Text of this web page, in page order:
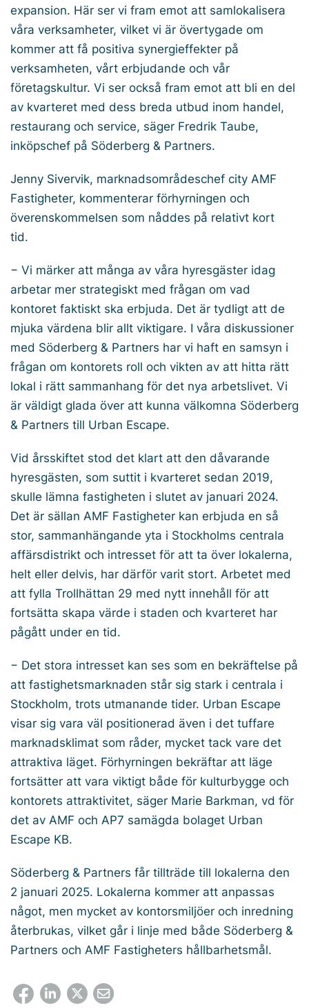
expansion. Här ser vi fram emot att samlokalisera
våra verksamheter, vilket vi är övertygade om
kommer att få positiva synergieffekter på
verksamheten, vårt erbjudande och vår
företagskultur. Vi ser också fram emot att bli en del
av kvarteret med dess breda utbud inom handel,
restaurang och service, säger Fredrik Taube,
inköpschef på Söderberg & Partners.
Jenny Sivervik, marknadsområdeschef city AMF
Fastigheter, kommenterar förhyrningen och
överenskommelsen som nåddes på relativt kort
tid.
− Vi märker att många av våra hyresgäster idag
arbetar mer strategiskt med frågan om vad
kontoret faktiskt ska erbjuda. Det är tydligt att de
mjuka värdena blir allt viktigare. I våra diskussioner
med Söderberg & Partners har vi haft en samsyn i
frågan om kontorets roll och vikten av att hitta rätt
lokal i rätt sammanhang för det nya arbetslivet. Vi
är väldigt glada över att kunna välkomna Söderberg
& Partners till Urban Escape.
Vid årsskiftet stod det klart att den dåvarande
hyresgästen, som suttit i kvarteret sedan 2019,
skulle lämna fastigheten i slutet av januari 2024.
Det är sällan AMF Fastigheter kan erbjuda en så
stor, sammanhängande yta i Stockholms centrala
affärsdistrikt och intresset för att ta över lokalerna,
helt eller delvis, har därför varit stort. Arbetet med
att fylla Trollhättan 29 med nytt innehåll för att
fortsätta skapa värde i staden och kvarteret har
pågått under en tid.
− Det stora intresset kan ses som en bekräftelse på
att fastighetsmarknaden står sig stark i centrala i
Stockholm, trots utmanande tider. Urban Escape
visar sig vara väl positionerad även i det tuffare
marknadsklimat som råder, mycket tack vare det
attraktiva läget. Förhyrningen bekräftar att läge
fortsätter att vara viktigt både för kulturbygge och
kontorets attraktivitet, säger Marie Barkman, vd för
det av AMF och AP7 samägda bolaget Urban
Escape KB.
Söderberg & Partners får tillträde till lokalerna den
2 januari 2025. Lokalerna kommer att anpassas
något, men mycket av kontorsmiljöer och inredning
återbrukas, vilket går i linje med både Söderberg &
Partners och AMF Fastigheters hållbarhetsmål.